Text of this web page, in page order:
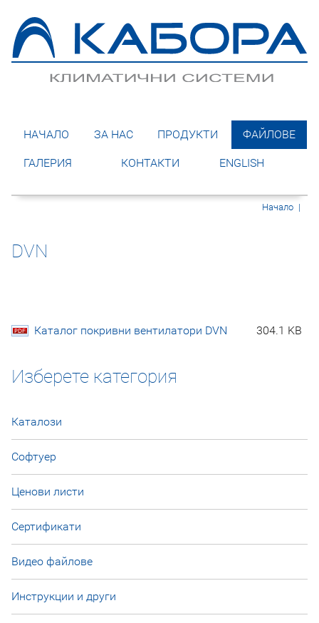
НАЧАЛО ЗА НАС ПРОДУКТИ ФАЙЛОВЕ
ГАЛЕРИЯ КОНТАКТИ ENGLISH
Начало |
DVN
Каталог покривни вентилатори DVN 304.1 KB
Изберете категория
Каталози
Софтуер
Ценови листи
Сертификати
Видео файлове
Инструкции и други